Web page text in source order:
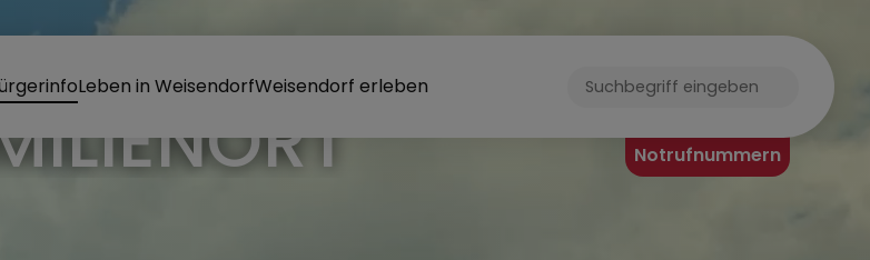
Leben in WeisendorfWeisendorf erleben
Notrufnummern